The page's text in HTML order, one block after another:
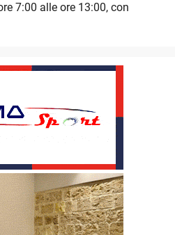
7:00 alle ore 13:00, con